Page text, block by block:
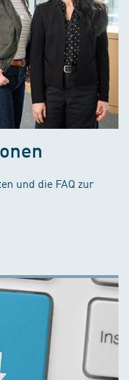
und die FAQ zur